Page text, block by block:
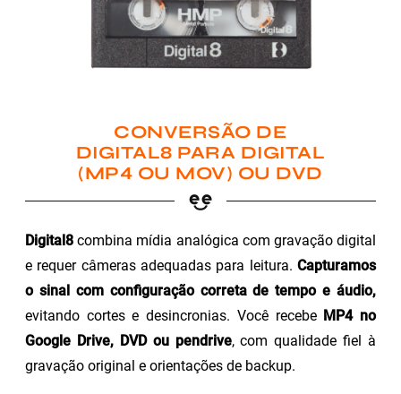
CONVERSÃO DE
DIGITAL8 PARA DIGITAL
(MP4 OU MOV) OU DVD
Digital8 combina mídia analógica com gravação digital
e requer câmeras adequadas para leitura. Capturamos
o sinal com configuração correta de tempo e áudio,
evitando cortes e desincronias. Você recebe MP4 no
Google Drive, DVD ou pendrive, com qualidade fiel à
gravação original e orientações de backup.